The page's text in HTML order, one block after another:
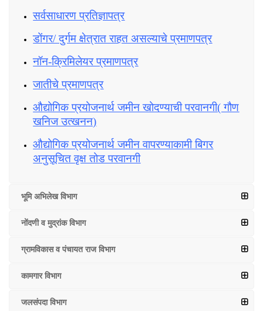
सर्वसाधारण प्रतिज्ञापत्र
डोंगर/ दुर्गम क्षेत्रात राहत असल्याचे प्रमाणपत्र
नॉन-क्रिमिलेयर प्रमाणपत्र
जातीचे प्रमाणपत्र
औद्योगिक प्रयोजनार्थ जमीन खोदण्याची परवानगी( गौण
खनिज उत्खनन)
औद्योगिक प्रयोजनार्थ जमीन वापरण्याकामी बिगर
अनुसूचित वृक्ष तोड परवानगी
भूमि अभिलेख विभाग
नोंदणी व मुद्रांक विभाग
ग्रामविकास व पंचायत राज विभाग
कामगार विभाग
जलसंपदा विभाग